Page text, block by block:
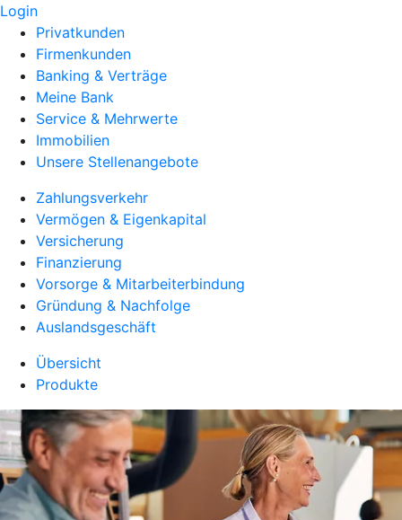
Login
Privatkunden
Firmenkunden
Banking & Verträge
Meine Bank
Service & Mehrwerte
Immobilien
Unsere Stellenangebote
Zahlungsverkehr
Vermögen & Eigenkapital
Versicherung
Finanzierung
Vorsorge & Mitarbeiterbindung
Gründung & Nachfolge
Auslandsgeschäft
Übersicht
Produkte